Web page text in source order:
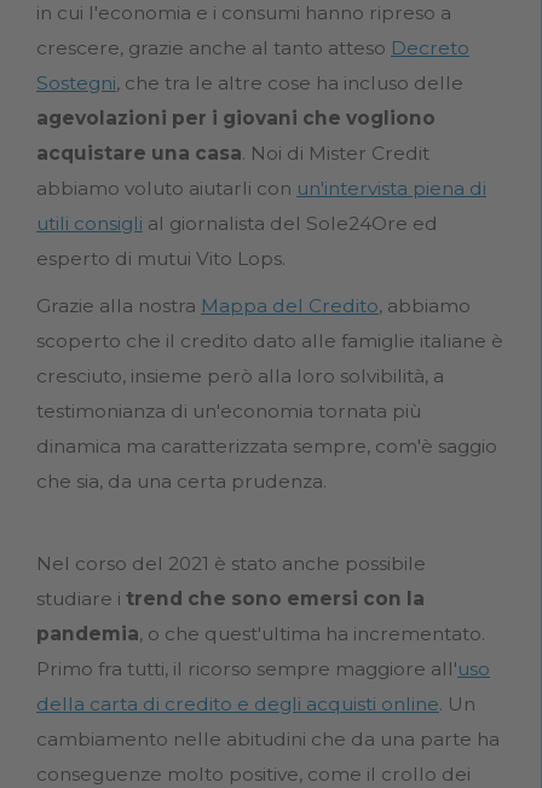
in cui l'economia e i consumi hanno ripreso a
crescere, grazie anche al tanto atteso Decreto
Sostegni, che tra le altre cose ha incluso delle
agevolazioni per i giovani che vogliono
acquistare una casa. Noi di Mister Credit
abbiamo voluto aiutarli con un'intervista piena di
utili consigli al giornalista del Sole24Ore ed
esperto di mutui Vito Lops.
Grazie alla nostra Mappa del Credito, abbiamo
scoperto che il credito dato alle famiglie italiane è
cresciuto, insieme però alla loro solvibilità, a
testimonianza di un'economia tornata più
dinamica ma caratterizzata sempre, com'è saggio
che sia, da una certa prudenza.
Nel corso del 2021 è stato anche possibile
studiare i trend che sono emersi con la
pandemia, o che quest'ultima ha incrementato.
Primo fra tutti, il ricorso sempre maggiore all'uso
della carta di credito e degli acquisti online. Un
cambiamento nelle abitudini che da una parte ha
conseguenze molto positive, come il crollo dei